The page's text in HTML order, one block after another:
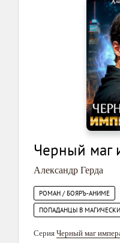
Черный маг
Александр Герда
РОМАН / БОЯРЪ-АНИМЕ
ПОПАДАНЦЫ В
Серия Черный маг